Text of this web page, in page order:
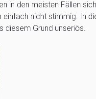
in den meisten Fällen
einfach nicht stimmig. In
diesem Grund unseriös.